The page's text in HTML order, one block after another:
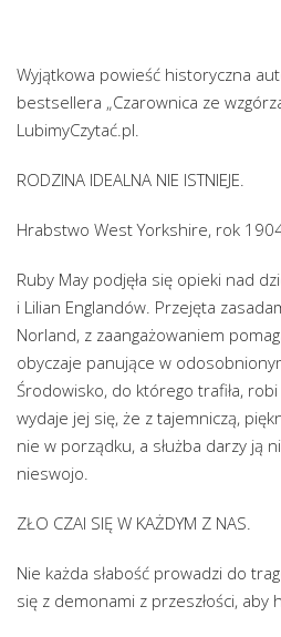
Wyjątkowa powieść historyczna
bestsellera „Czarownica ze
LubimyCzytać.pl.
RODZINA IDEALNA NIE ISTNIEJE.
Hrabstwo West Yorkshire, rok
Ruby May podjęła się opieki nad
i Lilian Englandów. Przejęta
Norland, z zaangażowaniem
obyczaje panujące w
Środowisko, do którego trafiła,
wydaje jej się, że z tajemniczą,
nie w porządku, a służba darzy ją
nieswojo.
ZŁO CZAI SIĘ W KAŻDYM Z NAS.
Nie każda słabość prowadzi do
się z demonami z przeszłości, aby